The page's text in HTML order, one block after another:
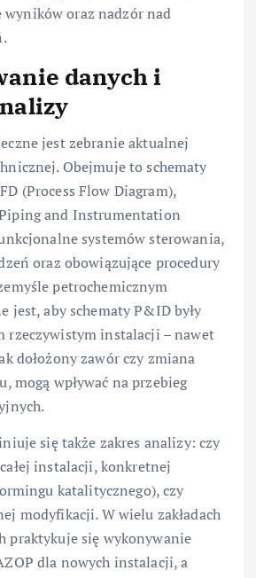
oraz nadzór nad
danych i
jest zebranie aktualnej
Obejmuje to schematy
(Process Flow Diagram),
and Instrumentation
systemów sterowania,
oraz obowiązujące procedury
petrochemicznym
jest, aby schematy P&ID były
rzeczywistym instalacji – nawet
dołożony zawór czy zmiana
mogą wpływać na przebieg
się także zakres analizy: czy
instalacji, konkretnej
katalitycznego), czy
modyfikacji. W wielu zakładach
praktykuje się wykonywanie
dla nowych instalacji, a